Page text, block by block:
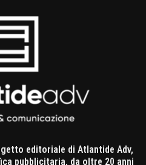
editoriale di Atlantide Adv,
pubblicitaria, da oltre 20 anni